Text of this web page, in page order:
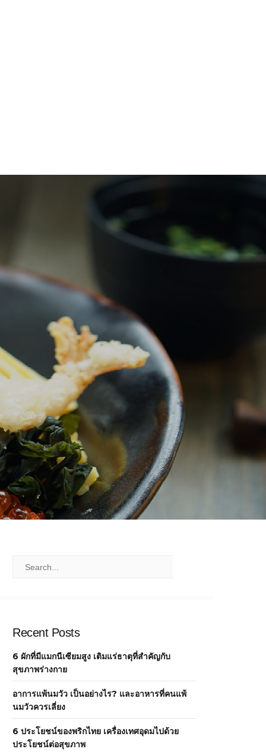
Recent Posts
6 ผักที่มีแมกนีเซียมสูง เติมแร่ธาตุที่สำคัญกับ
สุขภาพร่างกาย
อาการแพ้นมวัว เป็นอย่างไร? และอาหารที่คนแพ้
นมวัวควรเลี่ยง
6 ประโยชน์ของพริกไทย เครื่องเทศอุดมไปด้วย
ประโยชน์ต่อสุขภาพ